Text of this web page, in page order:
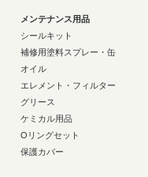
メンテナンス用品
シールキット
補修用塗料スプレー・缶
オイル
エレメント・フィルター
グリース
ケミカル用品
Oリングセット
保護カバー